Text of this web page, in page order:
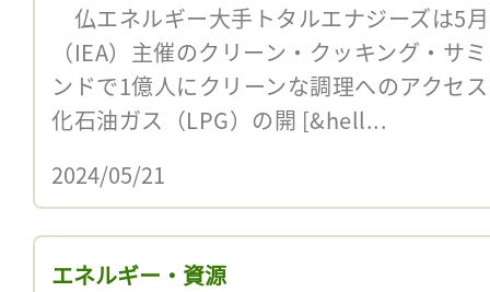
仏エネルギー大手トタルエナジーズは5
（IEA）主催のクリーン・クッキング・サ
ンドで1億人にクリーンな調理へのアクセ
化石油ガス（LPG）の開 [&hell...
2024/05/21
エネルギー・資源